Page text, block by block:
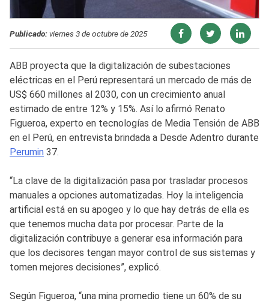
Publicado:viernes 3 de octubre de 2025
ABB proyecta que la digitalización de subestaciones
eléctricas en el Perú representará un mercado de más de
US$ 660 millones al 2030, con un crecimiento anual
estimado de entre 12% y 15%. Así lo afirmó Renato
Figueroa, experto en tecnologías de Media Tensión de ABB
en el Perú, en entrevista brindada a Desde Adentro durante
Perumin 37.
“La clave de la digitalización pasa por trasladar procesos
manuales a opciones automatizadas. Hoy la inteligencia
artificial está en su apogeo y lo que hay detrás de ella es
que tenemos mucha data por procesar. Parte de la
digitalización contribuye a generar esa información para
que los decisores tengan mayor control de sus sistemas y
tomen mejores decisiones”, explicó.
Según Figueroa, “una mina promedio tiene un 60% de su